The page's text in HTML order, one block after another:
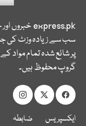
express.pkخبروں
سب سے زیادہ وزٹ کی
پر شائع شدہ تمام مواد
گروپ محفوظ ہیں۔
ایکسپریس ضابطہ